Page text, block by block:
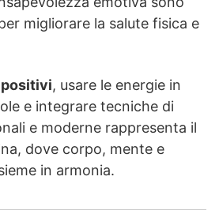
migliorare la salute fisica e
, usare le energie in
e integrare tecniche di
e moderne rappresenta il
dove corpo, mente e
in armonia.